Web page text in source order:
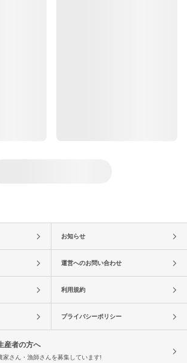
お知らせ
運営へのお問い合わせ
利用規約
プライバシーポリシー
産者の方へ
家さん・漁師さんを募集しています!